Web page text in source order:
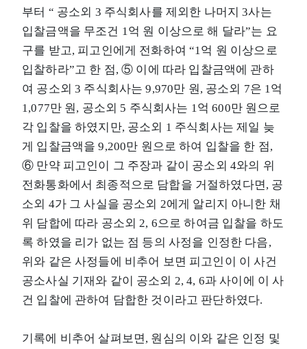
부터 “ 공소외 3 주식회사를 제외한 나머지 3사는
입찰금액을 무조건 1억 원 이상으로 해 달라”는 요
구를 받고, 피고인에게 전화하여 “1억 원 이상으로
입찰하라”고 한 점, ⑤ 이에 따라 입찰금액에 관하
여 공소외 3 주식회사는 9,970만 원, 공소외 7은 1억
1,077만 원, 공소외 5 주식회사는 1억 600만 원으로
각 입찰을 하였지만, 공소외 1 주식회사는 제일 늦
게 입찰금액을 9,200만 원으로 하여 입찰을 한 점,
⑥ 만약 피고인이 그 주장과 같이 공소외 4와의 위
전화통화에서 최종적으로 담합을 거절하였다면, 공
소외 4가 그 사실을 공소외 2에게 알리지 아니한 채
위 담합에 따라 공소외 2, 6으로 하여금 입찰을 하도
록 하였을 리가 없는 점 등의 사정을 인정한 다음,
위와 같은 사정들에 비추어 보면 피고인이 이 사건
공소사실 기재와 같이 공소외 2, 4, 6과 사이에 이 사
건 입찰에 관하여 담합한 것이라고 판단하였다.
기록에 비추어 살펴보면, 원심의 이와 같은 인정 및